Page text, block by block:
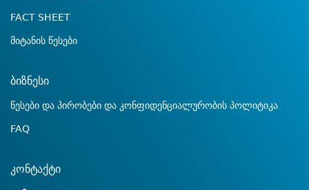
FACT SHEET
მიტანის წესები
ბიზნესი
წესები და პირობები და კონფიდენციალურობის პოლიტიკა
FAQ
კონტაქტი